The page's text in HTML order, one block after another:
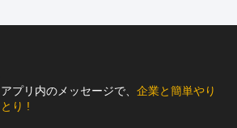
アプリ内のメッセージで、 企業と簡単やり
とり !